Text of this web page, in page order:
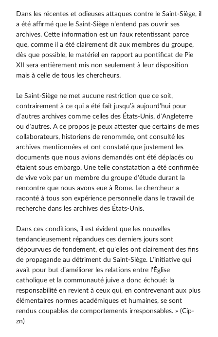
Dans les récentes et odieuses attaques contre le Saint-Siège, il
a été affirmé que le Saint-Siège n’entend pas ouvrir ses
archives. Cette information est un faux retentissant parce
que, comme il a été clairement dit aux membres du groupe,
dès que possible, le matériel en rapport au pontificat de Pie
XII sera entièrement mis non seulement à leur disposition
mais à celle de tous les chercheurs.
Le Saint-Siège ne met aucune restriction que ce soit,
contrairement à ce qui a été fait jusqu’à aujourd’hui pour
d’autres archives comme celles des États-Unis, d’Angleterre
ou d’autres. A ce propos je peux attester que certains de mes
collaborateurs, historiens de renommée, ont consulté les
archives mentionnées et ont constaté que justement les
documents que nous avions demandés ont été déplacés ou
étaient sous embargo. Une telle constatation a été confirmée
de vive voix par un membre du groupe d’étude durant la
rencontre que nous avons eue à Rome. Le chercheur a
raconté à tous son expérience personnelle dans le travail de
recherche dans les archives des États-Unis.
Dans ces conditions, il est évident que les nouvelles
tendancieusement répandues ces derniers jours sont
dépourvues de fondement, et qu’elles ont clairement des fins
de propagande au détriment du Saint-Siège. L’initiative qui
avait pour but d’améliorer les relations entre l’Église
catholique et la communauté juive a donc échoué: la
responsabilité en revient à ceux qui, en contrevenant aux plus
élémentaires normes académiques et humaines, se sont
rendus coupables de comportements irresponsables. » (Cip-
zn)